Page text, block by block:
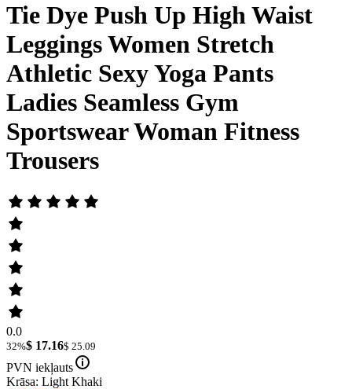
Tie Dye Push Up High Waist
Leggings Women Stretch
Athletic Sexy Yoga Pants
Ladies Seamless Gym
Sportswear Woman Fitness
Trousers
0.0
32%$ 17.16$ 25.09
PVN iekļauts
Krāsa: Light Khaki